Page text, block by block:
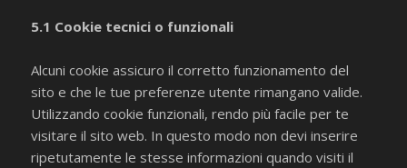
5.1 Cookie tecnici o funzionali
Alcuni cookie assicuro il corretto funzionamento del
sito e che le tue preferenze utente rimangano valide.
Utilizzando cookie funzionali, rendo più facile per te
visitare il sito web. In questo modo non devi inserire
ripetutamente le stesse informazioni quando visiti il